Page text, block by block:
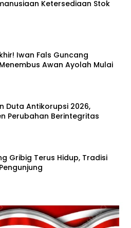
Ketersediaan Stok
Iwan Fals Guncang
Awan Ayolah Mulai
Duta Antikorupsi 2026,
Perubahan Berintegritas
Gribig Terus Hidup, Tradisi